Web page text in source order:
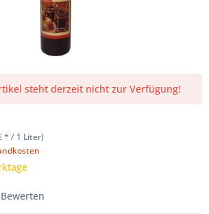
steht derzeit nicht zur Verfügung!
* / 1 Liter)
Bewerten